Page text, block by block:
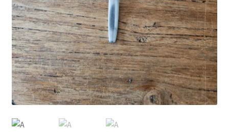
Producten + prijzen
Vacature: Medewerker bezorging & opbouw
Vacature: Parttime medewerker bezorging & opbouw
Wie zijn wij